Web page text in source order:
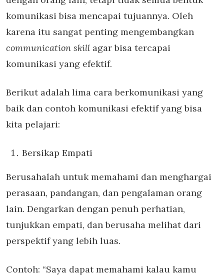
komunikasi bisa mencapai tujuannya. Oleh
karena itu sangat penting mengembangkan
communication skill agar bisa tercapai
komunikasi yang efektif.
Berikut adalah lima cara berkomunikasi yang
baik dan contoh komunikasi efektif yang bisa
kita pelajari:
Bersikap Empati
Berusahalah untuk memahami dan menghargai
perasaan, pandangan, dan pengalaman orang
lain. Dengarkan dengan penuh perhatian,
tunjukkan empati, dan berusaha melihat dari
perspektif yang lebih luas.
Contoh: “Saya dapat memahami kalau kamu